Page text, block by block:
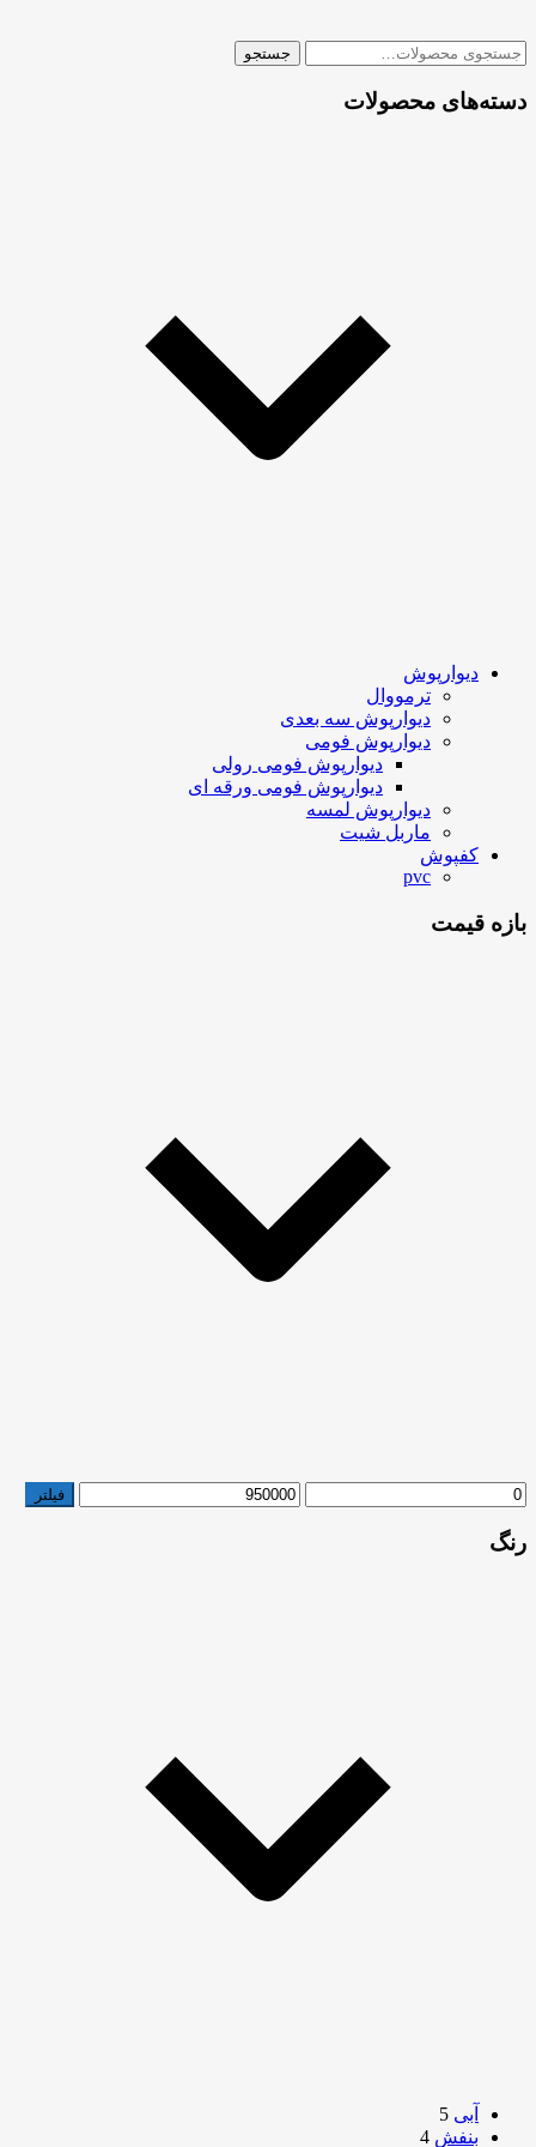
جستجو
جستجو
دسته‌های محصولات
دیوارپوش
ترمووال
دیوارپوش سه بعدی
دیوارپوش فومی
دیوارپوش فومی رولی
دیوارپوش فومی ورقه ای
دیوارپوش لمسه
ماربل شیت
کفپوش
pvc
بازه قیمت
حداقل
حداکثر
فیلتر
رنگ
آبی 5
بنفش 4